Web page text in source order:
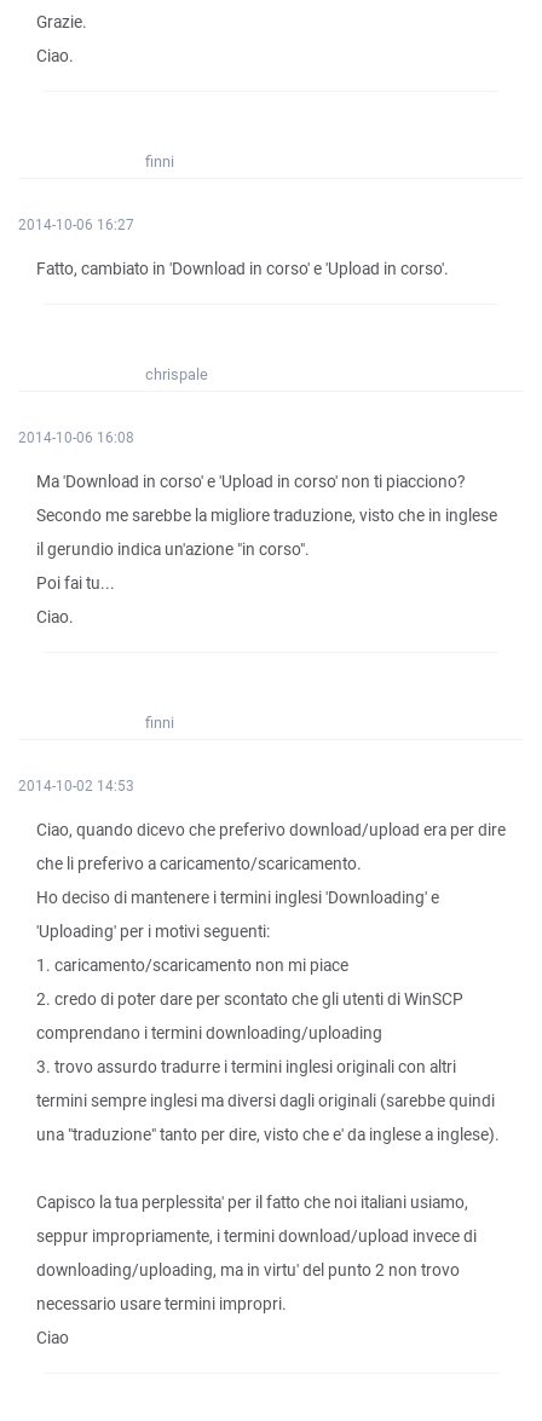
Grazie.
Ciao.
finni
2014-10-06 16:27
Fatto, cambiato in 'Download in corso' e 'Upload in corso'.
chrispale
2014-10-06 16:08
Ma 'Download in corso' e 'Upload in corso' non ti piacciono?
Secondo me sarebbe la migliore traduzione, visto che in inglese
il gerundio indica un'azione "in corso".
Poi fai tu...
Ciao.
finni
2014-10-02 14:53
Ciao, quando dicevo che preferivo download/upload era per dire
che li preferivo a caricamento/scaricamento.
Ho deciso di mantenere i termini inglesi 'Downloading' e
'Uploading' per i motivi seguenti:
1. caricamento/scaricamento non mi piace
2. credo di poter dare per scontato che gli utenti di WinSCP
comprendano i termini downloading/uploading
3. trovo assurdo tradurre i termini inglesi originali con altri
termini sempre inglesi ma diversi dagli originali (sarebbe quindi
una "traduzione" tanto per dire, visto che e' da inglese a inglese).
Capisco la tua perplessita' per il fatto che noi italiani usiamo,
seppur impropriamente, i termini download/upload invece di
downloading/uploading, ma in virtu' del punto 2 non trovo
necessario usare termini impropri.
Ciao